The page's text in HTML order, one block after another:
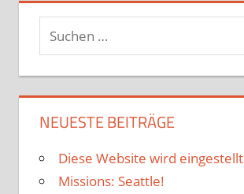
Suchen
nach:
NEUESTE BEITRÄGE
Diese Website wird eingestellt
Missions: Seattle!